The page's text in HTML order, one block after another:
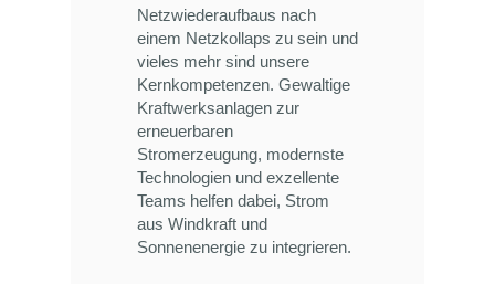
Netzwiederaufbaus nach
einem Netzkollaps zu sein und
vieles mehr sind unsere
Kernkompetenzen. Gewaltige
Kraftwerksanlagen zur
erneuerbaren
Stromerzeugung, modernste
Technologien und exzellente
Teams helfen dabei, Strom
aus Windkraft und
Sonnenenergie zu integrieren.